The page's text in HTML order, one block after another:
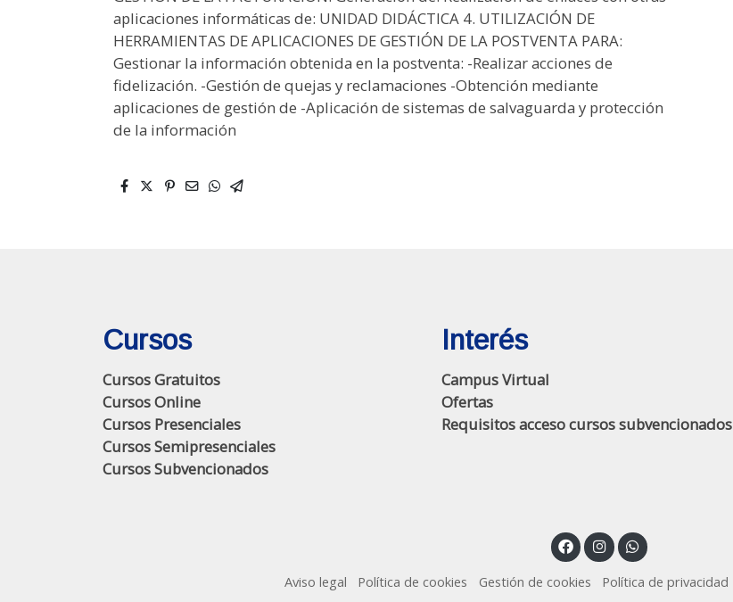
Cursos
Cursos Gratuitos
Cursos Online
Cursos Presenciales
Cursos Semipresenciales
Cursos Subvencionados
Interés
Campus Virtual
Ofertas
Requisitos acceso cursos subvencionados
Aviso legal Política de cookies Gestión de cookies Política de privacidad